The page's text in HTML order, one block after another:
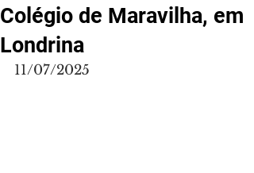
Colégio de Maravilha, em
Londrina
11/07/2025